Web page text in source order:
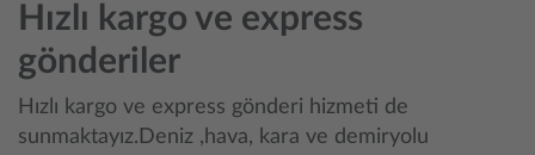
Hızlı kargo ve express
gönderiler
Hızlı kargo ve express gönderi hizmeti de
sunmaktayız.Deniz ,hava, kara ve demiryolu